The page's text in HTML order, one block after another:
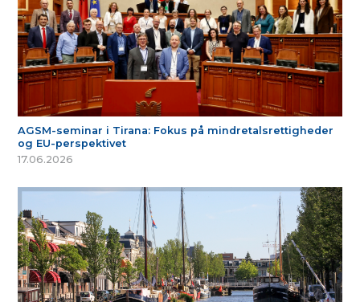
AGSM-seminar i Tirana: Fokus på mindretalsrettigheder
og EU-perspektivet
17.06.2026